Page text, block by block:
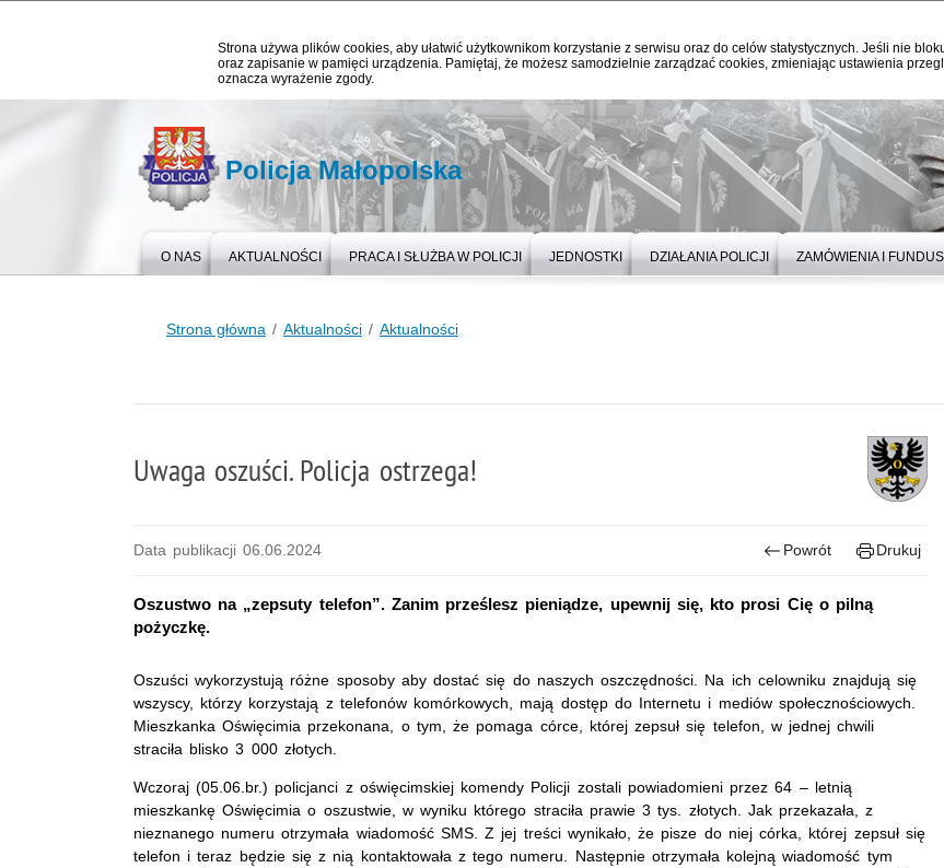
Strona używa plików cookies, aby ułatwić użytkownikom korzystanie z serwisu oraz do celów statystycznych. Jeśli nie
oraz zapisanie w pamięci urządzenia. Pamiętaj, że możesz samodzielnie zarządzać cookies, zmieniając ustawienia
oznacza wyrażenie zgody.
Policja Małopolska
O NAS AKTUALNOŚCI PRACA I SŁUŻBA W POLICJI JEDNOSTKI DZIAŁANIA POLICJI ZAMÓWIENIA I
Strona główna Aktualności Aktualności
Uwaga oszuści. Policja ostrzega!
Data publikacji 06.06.2024 Powrót Drukuj
Oszustwo na „zepsuty telefon”. Zanim prześlesz pieniądze, upewnij się, kto prosi Cię o pilną
pożyczkę.
Oszuści wykorzystują różne sposoby aby dostać się do naszych oszczędności. Na ich celowniku znajdują się
wszyscy, którzy korzystają z telefonów komórkowych, mają dostęp do Internetu i mediów społecznościowych.
Mieszkanka Oświęcimia przekonana, o tym, że pomaga córce, której zepsuł się telefon, w jednej chwili
straciła blisko 3 000 złotych.
Wczoraj (05.06.br.) policjanci z oświęcimskiej komendy Policji zostali powiadomieni przez 64 – letnią
mieszkankę Oświęcimia o oszustwie, w wyniku którego straciła prawie 3 tys. złotych. Jak przekazała, z
nieznanego numeru otrzymała wiadomość SMS. Z jej treści wynikało, że pisze do niej córka, której zepsuł się
telefon i teraz będzie się z nią kontaktowała z tego numeru. Następnie otrzymała kolejną wiadomość tym